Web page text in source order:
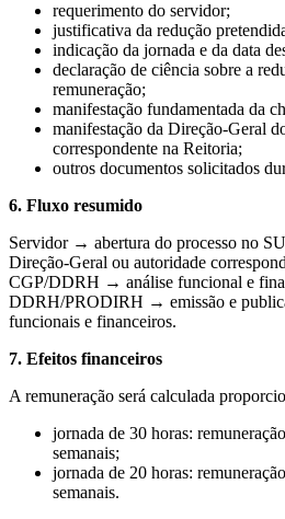
requerimento do servidor;
justificativa da redução
indicação da jornada e da data
declaração de ciência sobre a
remuneração;
manifestação fundamentada da
manifestação da Direção-Geral
correspondente na Reitoria;
outros documentos solicitados
6. Fluxo resumido
Servidor → abertura do processo no
Direção-Geral ou autoridade
CGP/DDRH → análise funcional e
DDRH/PRODIRH → emissão e
funcionais e financeiros.
7. Efeitos financeiros
A remuneração será calculada
jornada de 30 horas:
semanais;
jornada de 20 horas:
semanais.